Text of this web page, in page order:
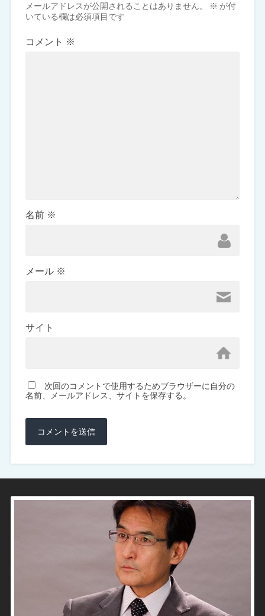
メールアドレスが公開されることはありません。 ※ が付
いている欄は必須項目です
コメント ※
名前 ※
メール ※
サイト
次回のコメントで使用するためブラウザーに自分の
名前、メールアドレス、サイトを保存する。